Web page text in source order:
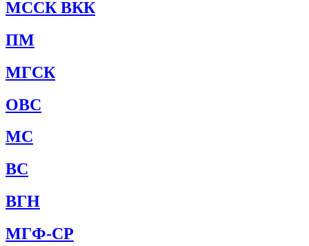
МССК ВКК
ПМ
МГСК
ОВС
МС
ВС
ВГН
МГФ-СР